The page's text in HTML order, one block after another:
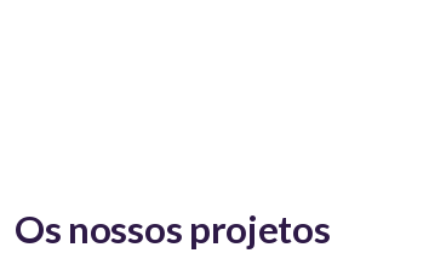
Os nossos projetos